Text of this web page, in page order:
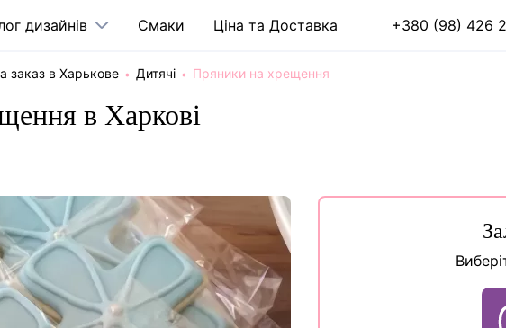
дизайнів Cмаки Ціна та Доставка +380 (98) 426
заказ в Харькове Дитячі Пряники на хрещення
в Харкові